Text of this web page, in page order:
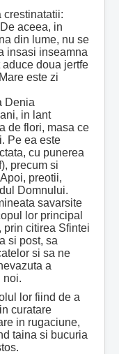
crestinatatii:
aceea, in
din lume, nu se
insasi inseamna
doua jertfe
este zi
Denia
in lant
de flori, masa ce
Pe ea este
cu punerea
precum si
preotii,
Domnului.
savarsite
lor principal
prin citirea Sfintei
si post, sa
si sa ne
a
noi.
lor fiind de a
curatare
in rugaciune,
taina si bucuria